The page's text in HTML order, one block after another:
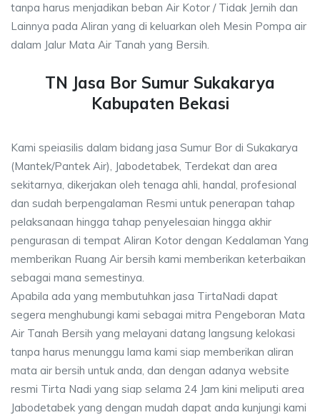
tanpa harus menjadikan beban Air Kotor / Tidak Jernih dan
Lainnya pada Aliran yang di keluarkan oleh Mesin Pompa air
dalam Jalur Mata Air Tanah yang Bersih.
TN Jasa Bor Sumur Sukakarya
Kabupaten Bekasi
Kami speiasilis dalam bidang jasa Sumur Bor di Sukakarya
(Mantek/Pantek Air), Jabodetabek, Terdekat dan area
sekitarnya, dikerjakan oleh tenaga ahli, handal, profesional
dan sudah berpengalaman Resmi untuk penerapan tahap
pelaksanaan hingga tahap penyelesaian hingga akhir
pengurasan di tempat Aliran Kotor dengan Kedalaman Yang
memberikan Ruang Air bersih kami memberikan keterbaikan
sebagai mana semestinya.
Apabila ada yang membutuhkan jasa TirtaNadi dapat
segera menghubungi kami sebagai mitra Pengeboran Mata
Air Tanah Bersih yang melayani datang langsung kelokasi
tanpa harus menunggu lama kami siap memberikan aliran
mata air bersih untuk anda, dan dengan adanya website
resmi Tirta Nadi yang siap selama 24 Jam kini meliputi area
Jabodetabek yang dengan mudah dapat anda kunjungi kami